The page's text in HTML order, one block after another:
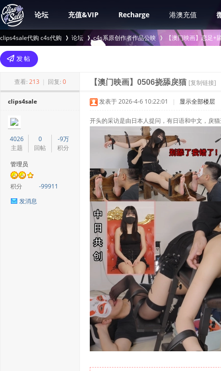
论坛 充值&VIP Recharge 港澳充值
clips4sale代购 c4s代购
>
论坛 c4s系原创作者作品公映
›
【澳门映画】恋足+
查看: 213 | 回复: 0 【澳门映画】0506挠舔戾猫 [复制链接]
clips4sale
4026
主题
0
回帖
-9万
积分
管理员
积分
-99911
发消息
发表于 2026-4-6 10:22:01 | 显示全部楼层
开头的采访是由日本人提问，有日语和中文，戾